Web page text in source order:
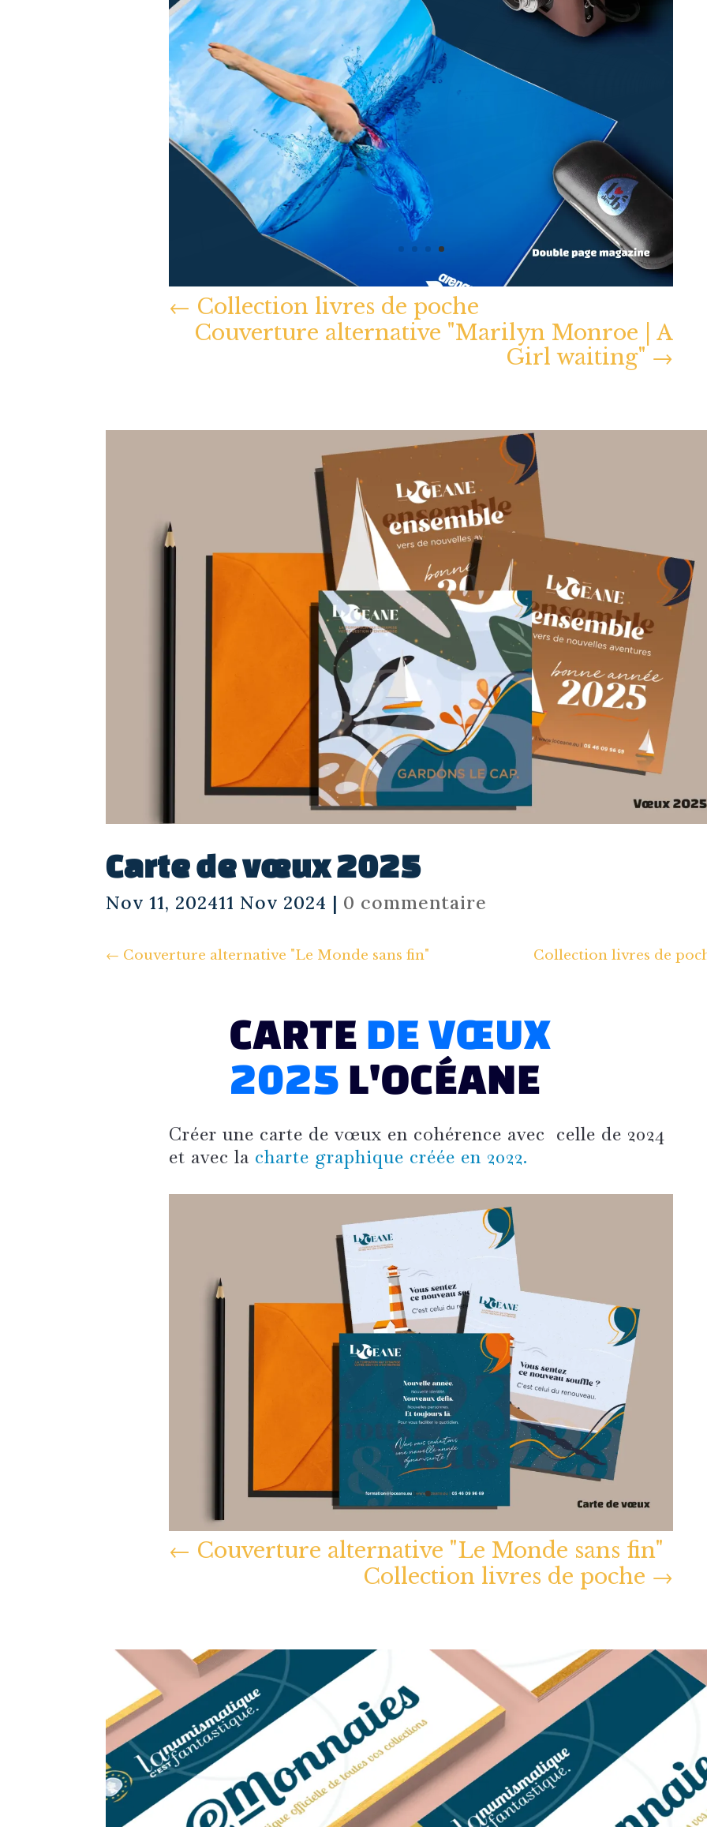
← Collection livres de poche
Couverture alternative "Marilyn Monroe | A
Girl waiting" →
Carte de vœux 2025
Nov 11, 202411 Nov 2024 | 0 commentaire
← Couverture alternative "Le Monde sans fin" Collection livres de
CARTE DE VŒUX
2025 L'OCÉANE
Créer une carte de vœux en cohérence avec celle de 2024
et avec la charte graphique créée en 2022.
← Couverture alternative "Le Monde sans fin"
Collection livres de poche →